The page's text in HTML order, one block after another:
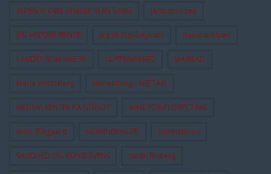
INDEN VI DØR SYNGER VI EN SANG Jantedrengen
JEG HEDDER BENTE Jeg Vil Også Kysses Kussesumpen
LANDET SOM IKKE ER LOPPEMARKED MAIREAD
Maria Vinterberg Marienborg - NEJ TAK!
MENS VI VENTER PÅ GODOT MINE FORÆLDRES TING
Niels Ellegaard NOMINERINGER Nyhedsbrev
SANDHED OG KONSEKVENS Sarah Boberg